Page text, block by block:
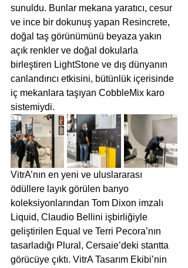
sunuldu. Bunlar mekana yaratıcı, cesur
ve ince bir dokunuş yapan Resincrete,
doğal taş görünümünü beyaza yakın
açık renkler ve doğal dokularla
birleştiren LightStone ve dış dünyanın
canlandırıcı etkisini, bütünlük içerisinde
iç mekanlara taşıyan CobbleMix karo
sistemiydi.
VitrA’nın en yeni ve uluslararası
ödüllere layık görülen banyo
koleksiyonlarından Tom Dixon imzalı
Liquid, Claudio Bellini işbirliğiyle
geliştirilen Equal ve Terri Pecora’nın
tasarladığı Plural, Cersaie’deki stantta
görücüye çıktı. VitrA Tasarım Ekibi’nin